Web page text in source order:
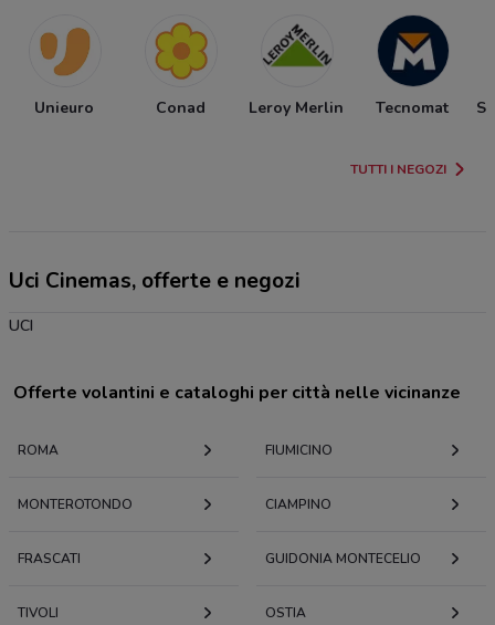
Unieuro Conad Leroy Merlin Tecnomat
TUTTI I NEGOZI
Uci Cinemas, offerte e negozi
UCI
Offerte volantini e cataloghi per città nelle vicinanze
ROMA FIUMICINO
MONTEROTONDO CIAMPINO
FRASCATI GUIDONIA MONTECELIO
TIVOLI OSTIA